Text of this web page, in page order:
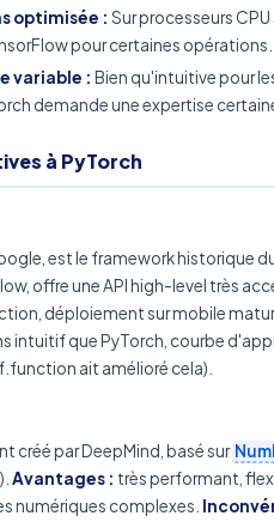
optimisée : Sur processeurs
pour certaines opérations.
variable : Bien qu'intuitive pour
demande une expertise
à PyTorch
est le framework historique
offre une API high-level très
déploiement sur mobile
intuitif que PyTorch, courbe
ait amélioré cela).
créé par DeepMind, basé sur
Avantages : très performant,
numériques complexes.